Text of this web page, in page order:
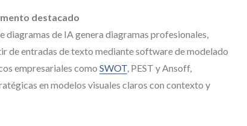
destacado
diagramas de IA genera diagramas profesionales,
de entradas de texto mediante software de modelado
empresariales como SWOT, PEST y Ansoff,
en modelos visuales claros con contexto y